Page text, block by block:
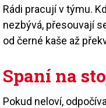
Rádi pracují v týmu.
nezbývá, přesouvají
od černé kaše až
Spaní na
Pokud neloví,